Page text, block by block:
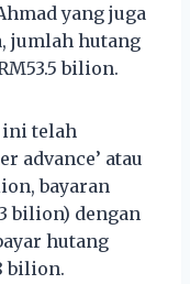
yang juga
jumlah hutang
bilion.
ini telah
advance’ atau
bayaran
bilion) dengan
hutang
bilion.